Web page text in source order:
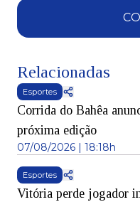
Relacionadas
Esportes
Corrida do Bahêa
próxima edição
07/08/2026 | 18:18h
Esportes
Vitória perde jogador